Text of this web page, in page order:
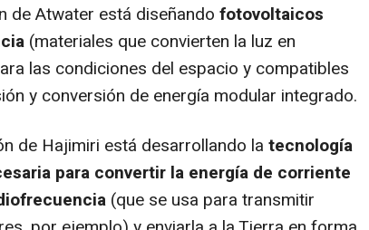
de Atwater está diseñando fotovoltaicos
(materiales que convierten la luz en
las condiciones del espacio y compatibles
y conversión de energía modular integrado.
de Hajimiri está desarrollando la tecnología
para convertir la energía de corriente
(que se usa para transmitir